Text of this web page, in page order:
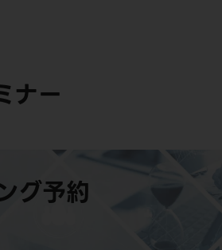
ナー
グ予約